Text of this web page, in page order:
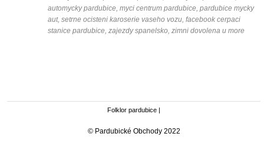
automycky pardubice, myci centrum pardubice, pardubice mycky
aut, setrne ocisteni karoserie vaseho vozu, facebook cerpaci
stanice pardubice, zajezdy spanelsko, zimni dovolena u more
Folklor pardubice
© Pardubické Obchody 2022